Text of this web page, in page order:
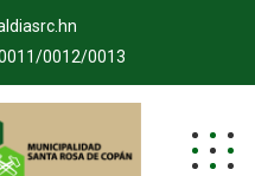
0012/0013